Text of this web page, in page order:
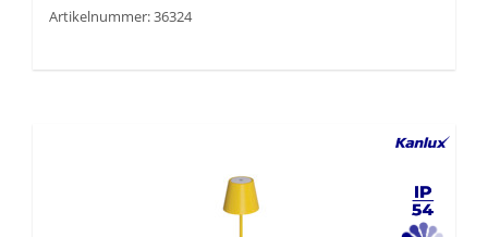
Artikelnummer: 36324